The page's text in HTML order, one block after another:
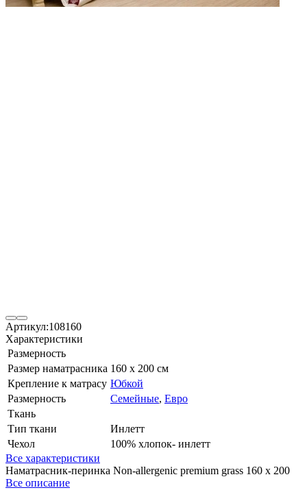
Артикул:108160
Характеристики
Размерность
Размер наматрасника 160 х 200 см
Крепление к матрасу Юбкой
Размерность
Семейные, Евро
Ткань
Тип ткани
Инлетт
Чехол
100% хлопок- инлетт
Все характеристики
Наматрасник-перинка Non-allergenic premium grass 160 х 200
Все описание